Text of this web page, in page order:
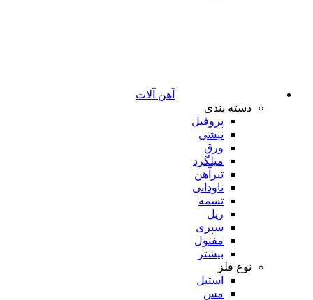
آهن آلات
دسته بندی
پروفیل
نبشی
ورق
میلگرد
تیرآهن
ناودانی
تسمه
ریل
سپری
مفتول
بیشتر
نوع فلز
استیل
مس